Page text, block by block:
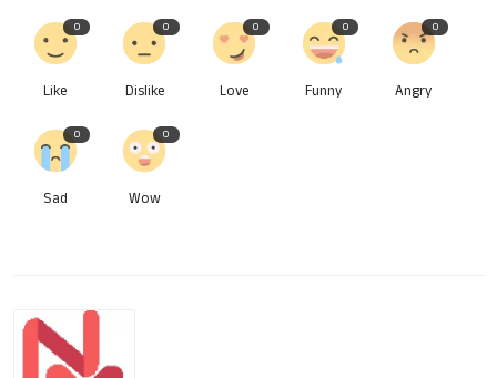
0
Like
0
Dislike
0
Love
0
Funny
0
Angry
0
Sad
0
Wow